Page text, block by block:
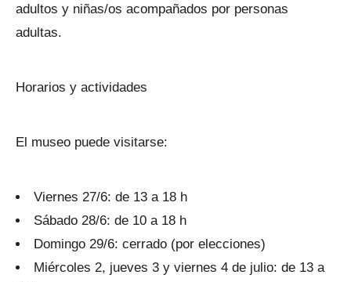
adultos y niñas/os acompañados por personas
adultas.
Horarios y actividades
El museo puede visitarse:
Viernes 27/6: de 13 a 18 h
Sábado 28/6: de 10 a 18 h
Domingo 29/6: cerrado (por elecciones)
Miércoles 2, jueves 3 y viernes 4 de julio: de 13 a